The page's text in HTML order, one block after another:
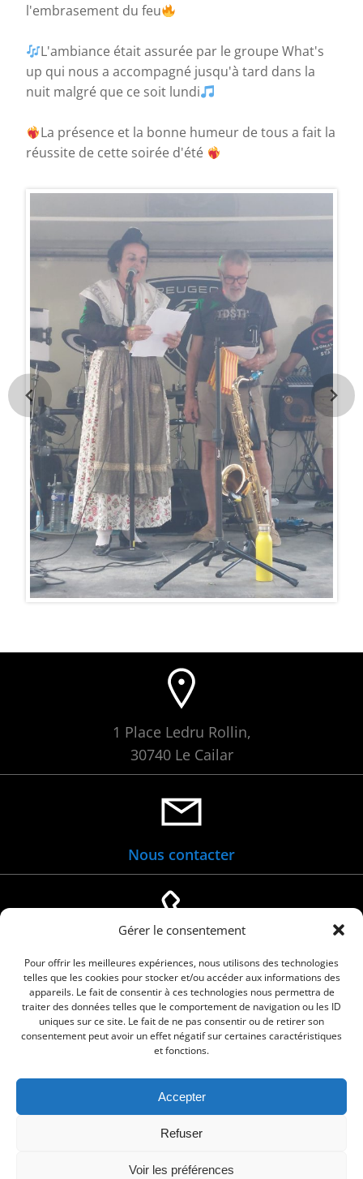
Gérer le consentement
Pour offrir les meilleures expériences, nous utilisons des technologies
telles que les cookies pour stocker et/ou accéder aux informations des
appareils. Le fait de consentir à ces technologies nous permettra de
traiter des données telles que le comportement de navigation ou les ID
uniques sur ce site. Le fait de ne pas consentir ou de retirer son
consentement peut avoir un effet négatif sur certaines caractéristiques
et fonctions.
Accepter
Refuser
Voir les préférences
l'embrasement du feu
L'ambiance était assurée par le groupe What's
up qui nous a accompagné jusqu'à tard dans la
nuit malgré que ce soit lundi
La présence et la bonne humeur de tous a fait la
réussite de cette soirée d'été
1 Place Ledru Rollin,
30740 Le Cailar
Nous contacter
04 66 88 01 05
© 2026 Commune de Le Cailar. Service proposé